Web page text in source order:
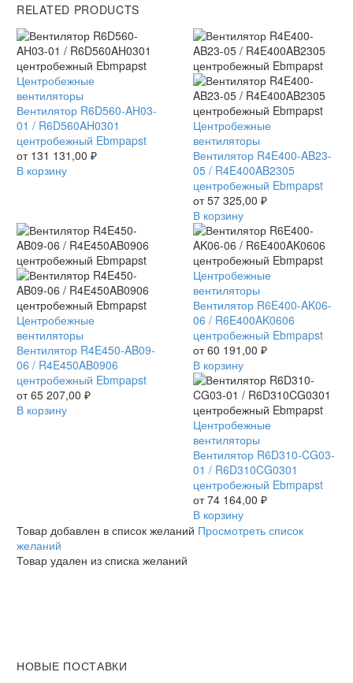
RELATED PRODUCTS
Вентилятор
R6D560-
AH03-
01
/
R6D560AH0301
центробежный
Центробежные
вентиляторы
Вентилятор R6D560-AH03-
01 / R6D560AH0301
центробежный Ebmpapst
от 131 131,00 ₽
В корзину
Вентилятор
R4E400-
AB23-
05
/
R4E400AB2305
центробежный
Ebmpapst
Центробежные
вентиляторы
Вентилятор R4E400-AB23-
05 / R4E400AB2305
центробежный Ebmpapst
от57 325,00 ₽
В корзину
Вентилятор
R4E450-
AB09-
06
/
R4E450AB0906
центробежный
Центробежные
вентиляторы
Вентилятор R4E450-AB09-
06 / R4E450AB0906
центробежный Ebmpapst
от65 207,00 ₽
В корзину
Вентилятор
R6E400-
AK06-
06
/
R6E400AK0606
центробежный
Ebmpapst
Центробежные
вентиляторы
Вентилятор R6E400-AK06-
06 / R6E400AK0606
центробежный Ebmpapst
от60 191,00 ₽
В корзину
Вентилятор
R6D310-
CG03-
01
/
R6D310CG0301
центробежный
Ebmpapst
Центробежные
вентиляторы
Вентилятор R6D310-CG03-
01 / R6D310CG0301
центробежный Ebmpapst
от74 164,00 ₽
В корзину
Товар добавлен в список желаний Просмотреть список
желаний
Товар удален из списка желаний
НОВЫЕ ПОСТАВКИ